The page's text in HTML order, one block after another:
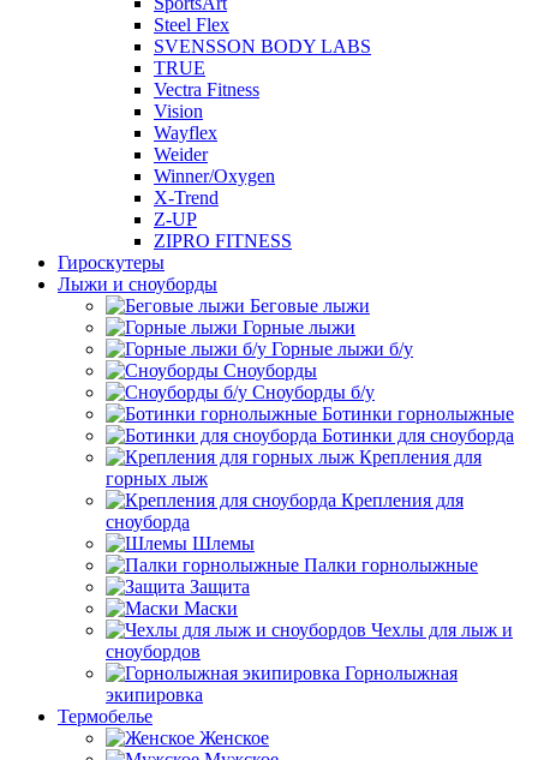
Steel Flex
SVENSSON BODY LABS
TRUE
Vectra Fitness
Vision
Wayflex
Weider
Winner/Oxygen
X-Trend
Z-UP
ZIPRO FITNESS
Гироскутеры
Лыжи и сноуборды
Беговые лыжи
Горные лыжи
Горные лыжи б/у
Сноуборды
Сноуборды б/у
Ботинки горнолыжные
Ботинки для сноуборда
Крепления для
горных лыж
Крепления для
сноуборда
Шлемы
Палки горнолыжные
Защита
Маски
Чехлы для лыж и
сноубордов
Горнолыжная
экипировка
Термобелье
Женское